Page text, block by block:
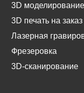
3D моделирование
3D печать на заказ
Лазерная
Фрезеровка
3D-сканирование